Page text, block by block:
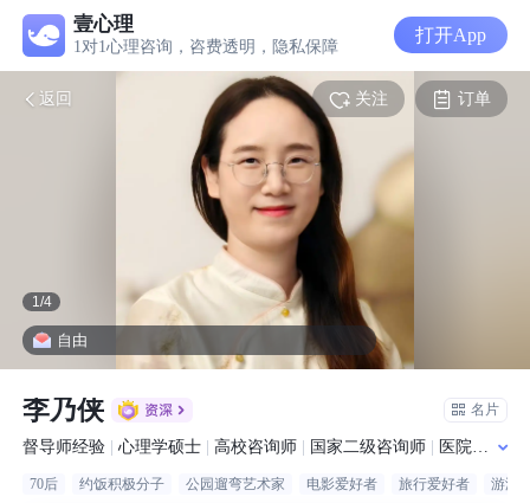
壹心理
1对1心理咨询，咨费透明，隐私保障
打开App
返回 关注 订单
1 /4
世事枷锁，让心自由
李乃侠 名片
督导师经验 |心理学硕士 |高校咨询师 | 国家二级咨询师 | 医院从业经历
70后 约饭积极分子 公园遛弯艺术家 电影爱好者 旅行爱好者 游泳